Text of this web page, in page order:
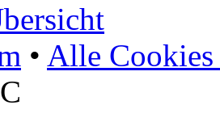
• Alle Cookies